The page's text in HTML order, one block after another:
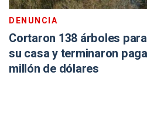
DENUNCIA
Cortaron 138 árboles
su casa y terminaron
millón de dólares